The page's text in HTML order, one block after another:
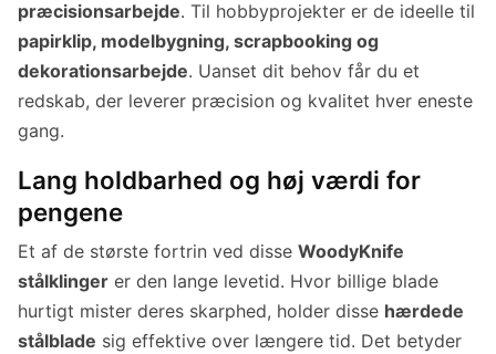
præcisionsarbejde. Til hobbyprojekter er de ideelle til
papirklip, modelbygning, scrapbooking og
dekorationsarbejde. Uanset dit behov får du et
redskab, der leverer præcision og kvalitet hver eneste
gang.
Lang holdbarhed og høj værdi for
pengene
Et af de største fortrin ved disse WoodyKnife
stålklinger er den lange levetid. Hvor billige blade
hurtigt mister deres skarphed, holder disse hærdede
stålblade sig effektive over længere tid. Det betyder